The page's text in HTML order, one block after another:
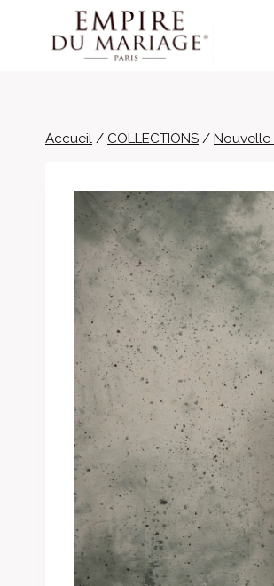
Accueil / COLLECTIONS / Nouvelle